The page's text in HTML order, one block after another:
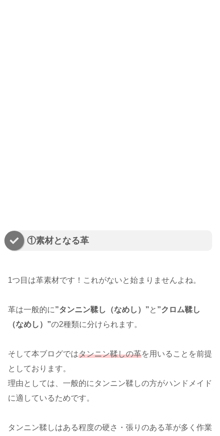
①素材となる革
1つ目は革素材です！これがないと始まりませんよね。
革は一般的に”タンニン鞣し（なめし）” と ”クロム鞣し
（なめし）”の2種類に分けられます。
そして本ブログではタンニン鞣しの革を用いることを前提
としております。
理由としては、一般的にタンニン鞣しの方がハンドメイド
に適しているためです。
タンニン鞣しはある程度の硬さ・張りのある革が多く作業